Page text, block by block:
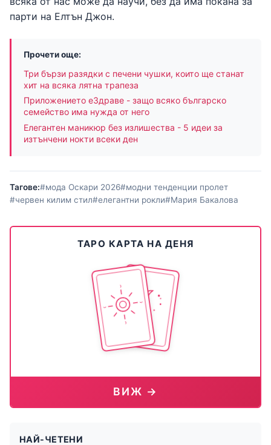
парти на Елтън Джон.
Прочети още:
Три бързи разядки с печени чушки, които ще станат
хит на всяка лятна трапеза
Приложението еЗдраве - защо всяко българско
семейство има нужда от него
Елегантен маникюр без излишества - 5 идеи за
изтънчени нокти всеки ден
Тагове:#мода Оскари 2026#модни тенденции пролет
#червен килим стил#елегантни рокли#Мария Бакалова
ТАРО КАРТА НА ДЕНЯ
ВИЖ →
НАЙ-ЧЕТЕНИ